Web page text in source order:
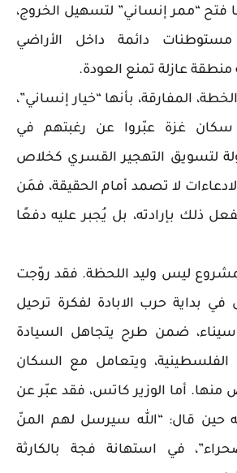
فتح “ممر إنساني” لتسهيل الخروج،
دائمة داخل الأراضي
عازلة تمنع العودة.
المفارقة، بأنها “خيار إنساني”،
غزة عبّروا عن رغبتهم في
لتسويق التهجير القسري كخلاص
لا تصمد أمام الحقيقة، فمَن
ذلك بإرادته، بل يُجبر عليه دفعًا
ليس وليد اللحظة. فقد روّجت
في بداية حرب الابادة لفكرة ترحيل
سيناء، ضمن طرح يتجاهل السيادة
الفلسطينية، ويتعامل مع السكان
منها. أما الوزير كاتس، فقد عبّر عن
حين قال: “الله سيرسل لهم المنّ
في استهانة فجة بالكارثة